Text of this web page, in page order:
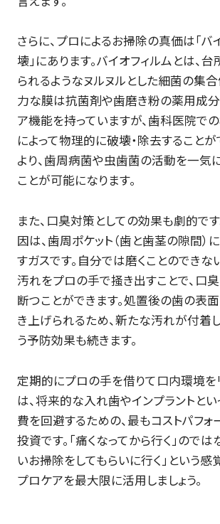
さらに、プロによるお掃除の真価は「バ
壊」にあります。バイオフィルムとは、
られるようなヌルヌルとした細菌の集合
力な膜は抗菌剤や歯磨き粉の薬用成
ア機能を持っていますが、歯科医院で
によって物理的に破壊・除去することが
より、歯周病菌や虫歯菌の活動を一気
ことが可能になります。
また、口臭対策としての効果も劇的で
因は、歯周ポケット（歯と歯茎の隙間）
すガスです。自分では磨くことのできな
汚れをプロの手で掻き出すことで、口
断つことができます。処置後の歯の表
き上げられるため、新たな汚れが付着
う予防効果も続きます。
定期的にプロの手を借りて口内環境を
は、将来的な入れ歯やインプラントと
費を回避するための、最もコストパフォ
投資です。「痛くなってから行く」のでは
いお掃除をしてもらいに行く」という感
プロケアを最大限に活用しましょう。